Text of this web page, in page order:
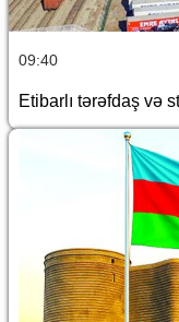
09:40
Etibarlı tərəfdaş və